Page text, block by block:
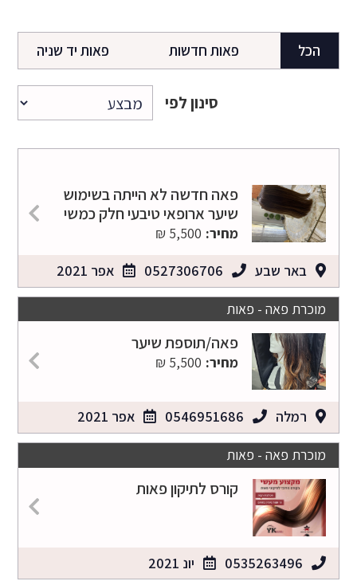
הכל פאות חדשות פאות יד שניה
סינון לפי
פאה חדשה לא הייתה בשימוש
שיער ארופאי טיבעי חלק כמשי
מחיר: 5,500 ₪
באר שבע 0527306706 אפר 2021
מוכרת פאה - פאות
פאה/תוספת שיער
מחיר: 5,500 ₪
רמלה 0546951686 אפר 2021
מוכרת פאה - פאות
קורס לתיקון פאות
0535263496 יונ 2021